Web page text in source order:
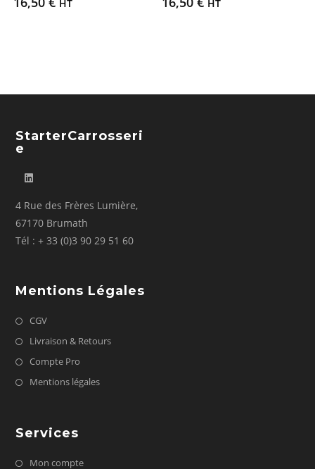
HT HT
StarterCarrosseri
E
4 Rue des Frères Lumière,
67170 Brumath
Tél : + 33 (0)3 90 29 51 60
Mentions Légales
CGV
Livraison & Retours
Compte Pro
Mentions légales
Services
Mon compte